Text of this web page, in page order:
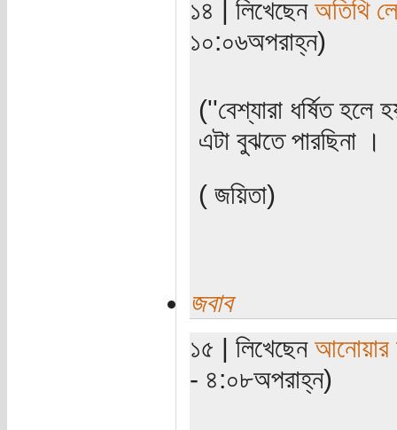
১৪ | লিখেছেন অতিথি
১০:০৬অপরাহ্ন)
‍(''বেশ্যারা ধর্ষিত
এটা বুঝতে পারছিনা ।
( জয়িতা)
জবাব
১৫ | লিখেছেন আনোয়ার
- ৪:০৮অপরাহ্ন)